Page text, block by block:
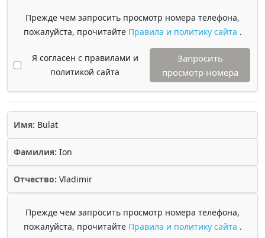
Прежде чем запросить просмотр номера телефона,
пожалуйста, прочитайте Правила и политику сайта .
Я согласен с правилами и
политикой сайта
Запросить
просмотр номера
Имя: Bulat
Фамилия: Ion
Отчество: Vladimir
Прежде чем запросить просмотр номера телефона,
пожалуйста, прочитайте Правила и политику сайта .